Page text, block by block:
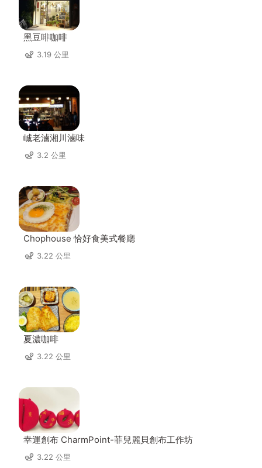
黑豆啡咖啡
3.19 公里
峸老滷湘川滷味
3.2 公里
Chophouse 恰好食美式餐廳
3.22 公里
夏濃咖啡
3.22 公里
幸運創布 CharmPoint-菲兒麗貝創布工作坊
3.22 公里